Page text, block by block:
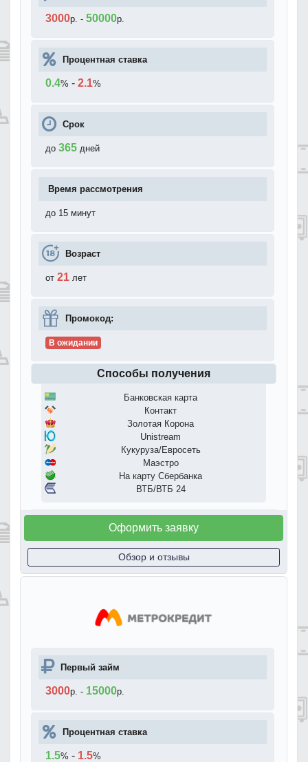
3000р. - 50000р.
Процентная ставка
0.4% - 2.1%
Срок
до 365 дней
Время рассмотрения
до 15 минут
Возраст
от 21 лет
Промокод:
В ожидании
Способы получения
Банковская карта
Контакт
Золотая Корона
Unistream
Кукуруза/Евросеть
Маэстро
На карту Сбербанка
ВТБ/ВТБ 24
Оформить заявку
Обзор и отзывы
Первый займ
3000р. - 15000р.
Процентная ставка
1.5% - 1.5%